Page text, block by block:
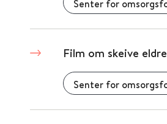
Film om skeive eldre